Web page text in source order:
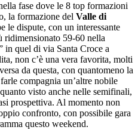
fase dove le 8 top formazioni
la formazione del Valle di
le dispute, con un interessante
ridimensionato 59-60 nella
in quel di via Santa Croce a
non c’è una vera favorita, molti
da questa, con quantomeno la
compagnia un’altre nobile
visto anche nelle semifinali,
prospettiva. Al momento non
confronto, con possibile gara
questo weekend.